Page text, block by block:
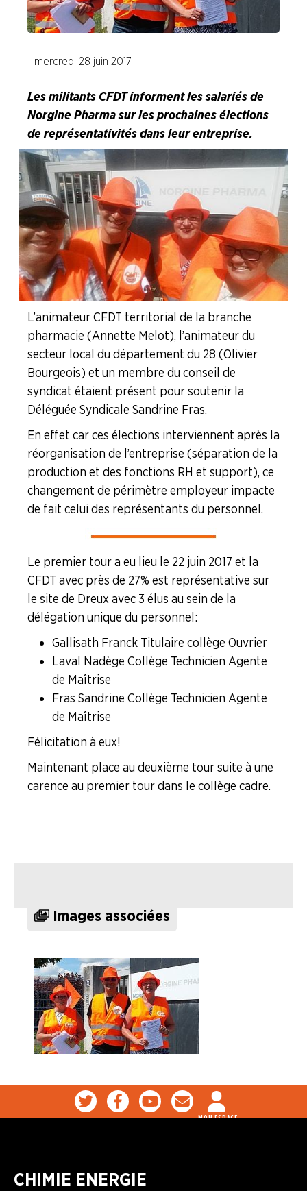
Expanscience
Laboratoires Chemineau
Merck (Sermoy)
Norgine Pharma
Novo Nordisk
OCP Répartition
Recipharm
Sanofi (Amilly)
Sanofi (Tours)
Servier
Branche Plasturgie
Branche Verre
NOUS
CONNAÎTRE
OUTILS
AGENDA
Pourquoi
mercredi 28 juin 2017
Les militants CFDT informent les salariés de
Norgine Pharma sur les prochaines élections
de représentativités dans leur entreprise.
L’animateur CFDT territorial de la branche
pharmacie (Annette Melot), l’animateur du
secteur local du département du 28 (Olivier
Bourgeois) et un membre du conseil de
syndicat étaient présent pour soutenir la
Déléguée Syndicale Sandrine Fras.
En effet car ces élections interviennent après la
réorganisation de l’entreprise (séparation de la
production et des fonctions RH et support), ce
changement de périmètre employeur impacte
de fait celui des représentants du personnel.
Le premier tour a eu lieu le 22 juin 2017 et la
CFDT avec près de 27% est représentative sur
le site de Dreux avec 3 élus au sein de la
délégation unique du personnel :
Gallisath Franck Titulaire collège Ouvrier
Laval Nadège Collège Technicien Agente
de Maîtrise
Fras Sandrine Collège Technicien Agente
de Maîtrise
Félicitation à eux !
Maintenant place au deuxième tour suite à une
carence au premier tour dans le collège cadre.
Images associées
MON ESPACE
CHIMIE ENERGIE